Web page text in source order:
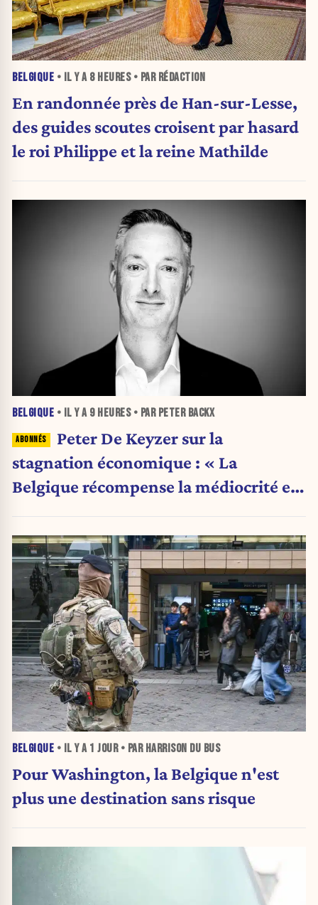
BELGIQUE • IL Y A 8 HEURES• PAR RÉDACTION
En randonnée près de Han-sur-Lesse,
des guides scoutes croisent par hasard
le roi Philippe et la reine Mathilde
BELGIQUE • IL Y A 9 HEURES• PAR PETER BACKX
Peter De Keyzer sur la
stagnation économique : « La
Belgique récompense la médiocrité et
BELGIQUE • IL Y A 1 JOUR• PAR HARRISON DU BUS
Pour Washington, la Belgique n'est
plus une destination sans risque